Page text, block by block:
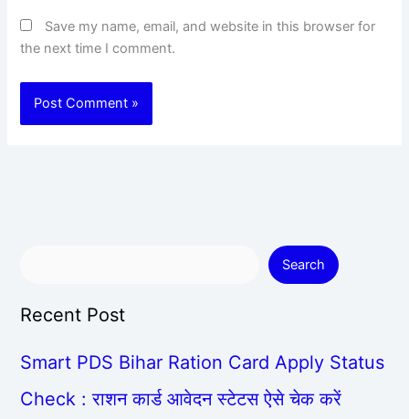
Save my name, email, and website in this browser for
the next time I comment.
Search
Recent Post
Smart PDS Bihar Ration Card Apply Status
Check : राशन कार्ड आवेदन स्टेटस ऐसे चेक करें